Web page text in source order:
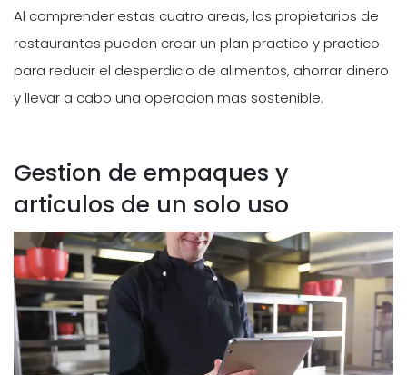
Al comprender estas cuatro areas, los propietarios de
restaurantes pueden crear un plan practico y practico
para reducir el desperdicio de alimentos, ahorrar dinero
y llevar a cabo una operacion mas sostenible.
Gestion de empaques y
articulos de un solo uso